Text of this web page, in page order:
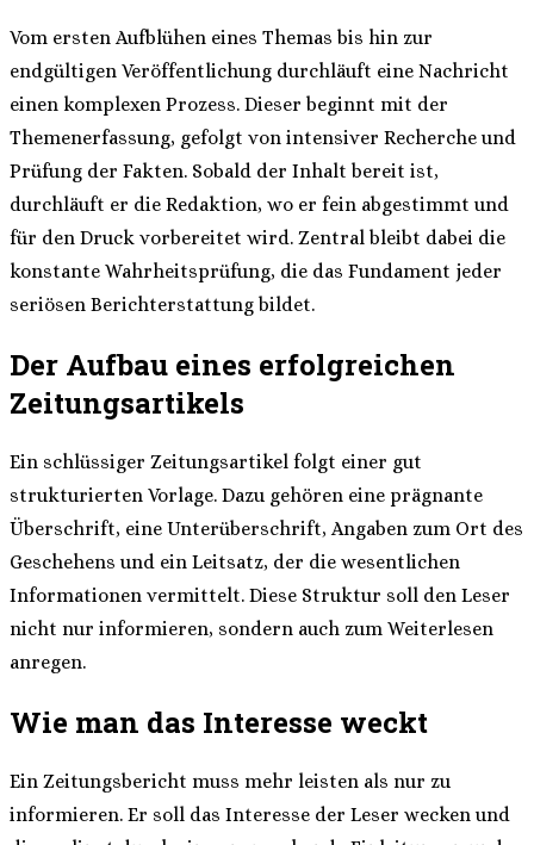
Vom ersten Aufblühen eines Themas bis hin zur
endgültigen Veröffentlichung durchläuft eine Nachricht
einen komplexen Prozess. Dieser beginnt mit der
Themenerfassung, gefolgt von intensiver Recherche und
Prüfung der Fakten. Sobald der Inhalt bereit ist,
durchläuft er die Redaktion, wo er fein abgestimmt und
für den Druck vorbereitet wird. Zentral bleibt dabei die
konstante Wahrheitsprüfung, die das Fundament jeder
seriösen Berichterstattung bildet.
Der Aufbau eines erfolgreichen
Zeitungsartikels
Ein schlüssiger Zeitungsartikel folgt einer gut
strukturierten Vorlage. Dazu gehören eine prägnante
Überschrift, eine Unterüberschrift, Angaben zum Ort des
Geschehens und ein Leitsatz, der die wesentlichen
Informationen vermittelt. Diese Struktur soll den Leser
nicht nur informieren, sondern auch zum Weiterlesen
anregen.
Wie man das Interesse weckt
Ein Zeitungsbericht muss mehr leisten als nur zu
informieren. Er soll das Interesse der Leser wecken und